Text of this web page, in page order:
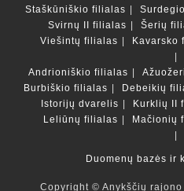
Staškūniškio filialas
Svirnų II filialas
Šerių
Viešintų filialas
Kavarsko
Andrioniškio filialas
Burbiškio filialas
Debeikių
Istorijų dvarelis
Kurklių II
Leliūnų filialas
Mačionių
Duomenų bazės ir
Copyright © Anykščių